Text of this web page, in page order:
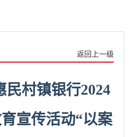
返回上一级
民村镇银行2024
宣传活动“以案